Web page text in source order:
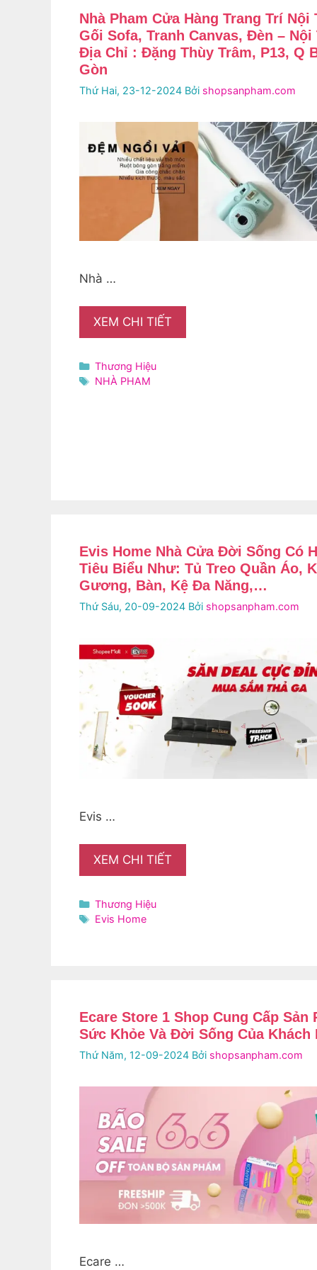
Nhà Pham Cửa Hàng Trang Trí
Gối Sofa, Tranh Canvas, Đèn –
Địa Chỉ : Đặng Thùy Trâm, P13, Q
Gòn
Thứ Hai, 23-12-2024 Bởi shopsanpham.com
Nhà …
XEM CHI TIẾT
Danh
mục
Thương Hiệu
Thẻ
NHÀ PHAM
Evis Home Nhà Cửa Đời Sống Có
Tiêu Biểu Như: Tủ Treo Quần Áo,
Gương, Bàn, Kệ Đa Năng,…
Thứ Sáu, 20-09-2024 Bởi shopsanpham.com
Evis …
XEM CHI TIẾT
Danh
mục
Thương Hiệu
Thẻ
Evis Home
Ecare Store 1 Shop Cung Cấp Sản
Sức Khỏe Và Đời Sống Của Khách
Thứ Năm, 12-09-2024 Bởi shopsanpham.com
Ecare …